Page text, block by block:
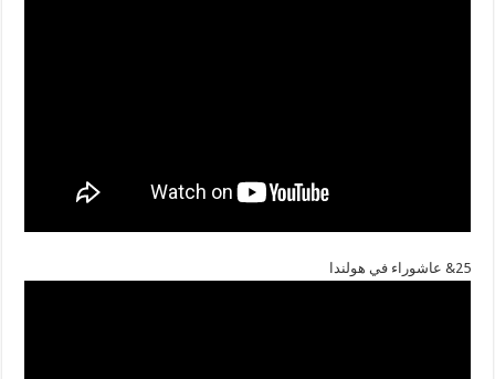
25& عاشوراء في هولندا